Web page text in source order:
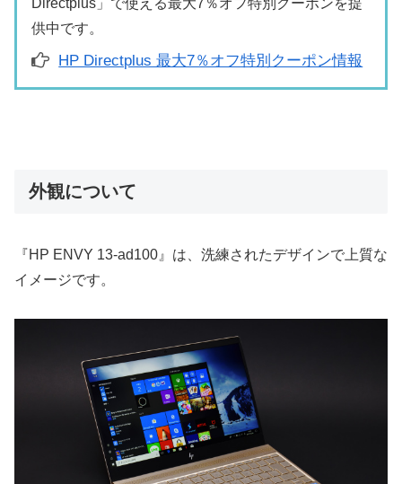
供中です。
HP Directplus 最大7％オフ特別クーポン情報
外観について
『HP ENVY 13-ad100』は、洗練されたデザインで上質な
イメージです。